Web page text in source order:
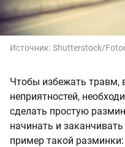
Источник:Shutterstock/
Чтобы избежать травм,
неприятностей,
сделать простую
начинать и
пример такой разминки: